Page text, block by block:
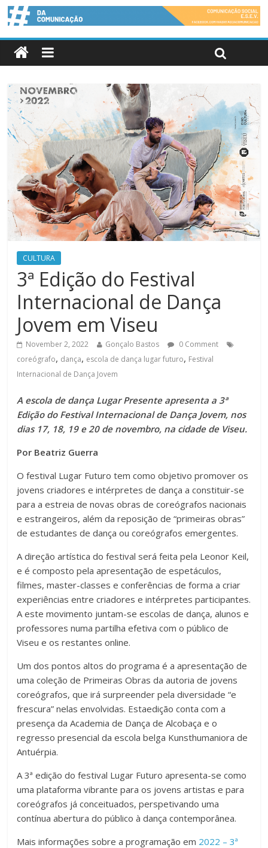
CULTURA
3ª Edição do Festival
Internacional de Dança
Jovem em Viseu
November 2, 2022 Gonçalo Bastos
0 Comment
coreógrafo, dança, escola de dança lugar futuro, Festival
Internacional de Dança Jovem
A escola de dança Lugar Presente apresenta a 3ª
Edição do Festival Internacional de Dança Jovem, nos
dias 17, 18, 19 e 20 de novembro, na cidade de Viseu.
Por Beatriz Guerra
O festival Lugar Futuro tem como objetivo promover os
jovens criadores e intérpretes de dança a constituir-se
para a estreia de novas obras de coreógrafos nacionais
e estrangeiros, além da reposição de “primeiras obras”
de estudantes de dança ou coreógrafos emergentes.
A direção artística do festival será feita pela Leonor Keil,
e é composto pela apresentação de espetáculos,
filmes, master-classes e conferências de forma a criar
experiências entre criadores e intérpretes participantes.
A este movimento juntam-se escolas de dança, alunos e
professores numa partilha efetiva com o público de
Viseu e os restantes online.
Um dos pontos altos do programa é a apresentação de
uma coleção de Primeiras Obras da autoria de jovens
coreógrafos, que irá surpreender pela diversidade “e
frescura” nelas envolvidas. Estaedição conta com a
presença da Academia de Dança de Alcobaça e o
regresso presencial da escola belga Kunsthumaniora de
Antuérpia.
A 3ª edição do festival Lugar Futuro apresenta-se como
uma plataforma vibrante para os jovens artistas e para
coreógrafos já conceituados, perspetivando uma
contínua abertura do público à dança contemporânea.
Mais informações sobre a programação em 2022 – 3ª